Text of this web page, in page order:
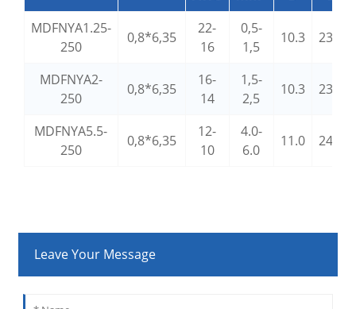
MDFNYA1.25-
250
0,8*6,35
22-
16
0,5-
1,5
10.3 23.0
MDFNYA2-
250
0,8*6,35
16-
14
1,5-
2,5
10.3 23.0
MDFNYA5.5-
250
0,8*6,35
12-
10
4.0-
6.0
11.0 24.0
Leave Your Message